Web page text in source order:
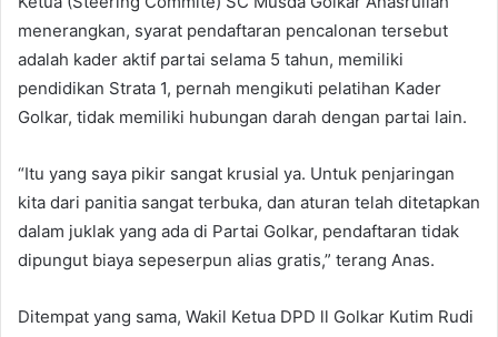
menerangkan, syarat pendaftaran pencalonan tersebut
adalah kader aktif partai selama 5 tahun, memiliki
pendidikan Strata 1, pernah mengikuti pelatihan Kader
Golkar, tidak memiliki hubungan darah dengan partai lain.
“Itu yang saya pikir sangat krusial ya. Untuk penjaringan
kita dari panitia sangat terbuka, dan aturan telah ditetapkan
dalam juklak yang ada di Partai Golkar, pendaftaran tidak
dipungut biaya sepeserpun alias gratis,” terang Anas.
Ditempat yang sama, Wakil Ketua DPD ll Golkar Kutim Rudi